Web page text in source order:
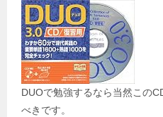
DUOで勉強するなら当然この
べきです。